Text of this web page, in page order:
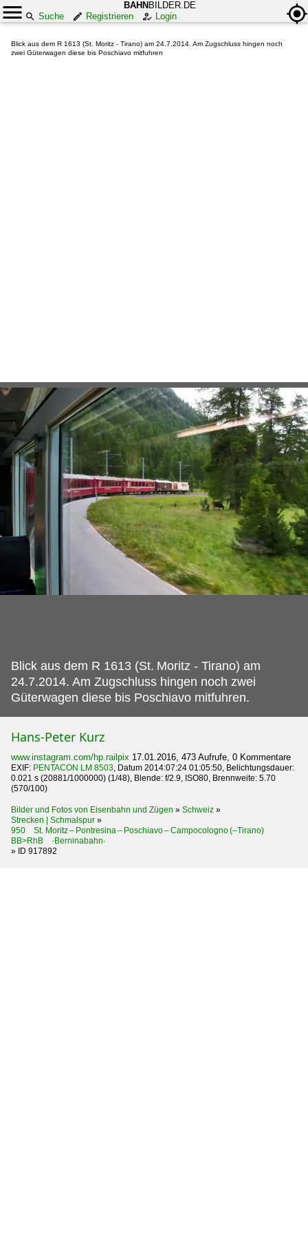
BAHN BILDER.DE
Suche
Registrieren Login
Blick aus dem R 1613 (St. Moritz - Tirano) am 24.7.2014. Am Zugschluss hingen noch
zwei Güterwagen diese bis Poschiavo mitfuhren
Blick aus dem R 1613 (St. Moritz - Tirano) am
24.7.2014. Am Zugschluss hingen noch zwei
Güterwagen diese bis Poschiavo mitfuhren.
Hans-Peter Kurz
www.instagram.com/hp.railpix 17.01.2016, 473 Aufrufe, 0 Kommentare
EXIF: PENTACON LM 8503, Datum 2014:07:24 01:05:50, Belichtungsdauer:
0.021 s (20881/1000000) (1/48), Blende: f/2.9, ISO80, Brennweite: 5.70
(570/100)
Bilder und Fotos von Eisenbahn und Zügen » Schweiz »
Strecken | Schmalspur »
950 St. Moritz – Pontresina – Poschiavo – Campocologno (–Tirano)
BB>RhB ·Berninabahn·
» ID 917892